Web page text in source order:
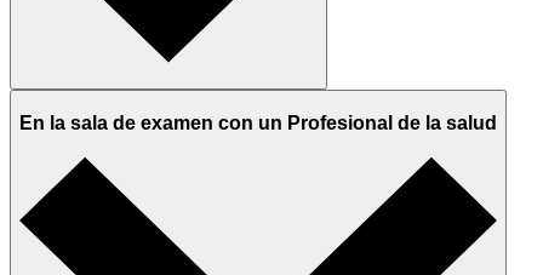
En la sala de examen con un Profesional de la salud